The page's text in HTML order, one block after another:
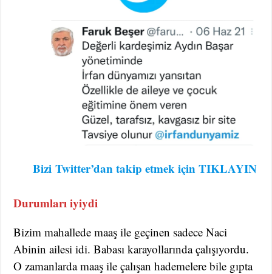
Bizi Twitter’dan takip etmek için TIKLAYIN
Durumları iyiydi
Bizim mahallede maaş ile geçinen sadece Naci
Abinin ailesi idi. Babası karayollarında çalışıyordu.
O zamanlarda maaş ile çalışan hademelere bile gıpta